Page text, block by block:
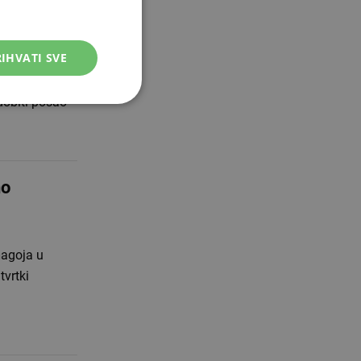
posao
u
SVE